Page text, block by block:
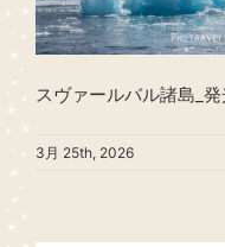
スヴァールバル諸島_
3月 25th, 2026